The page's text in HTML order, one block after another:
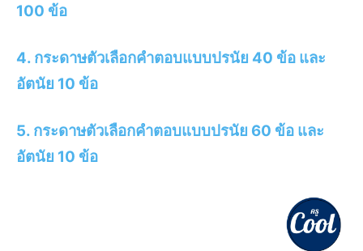
100 ข้อ
4. กระดาษตัวเลือกคำตอบแบบปรนัย 40 ข้อ และ
อัตนัย 10 ข้อ
5. กระดาษตัวเลือกคำตอบแบบปรนัย 60 ข้อ และ
อัตนัย 10 ข้อ